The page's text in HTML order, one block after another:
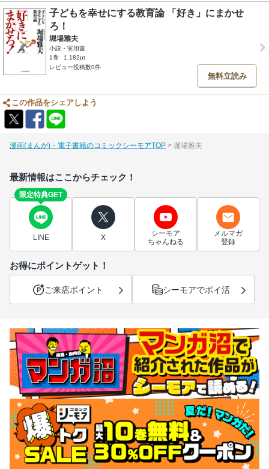
子どもを幸せにする教育論 「好き」にまかせ
ろ！
堀場雅夫
小説・実用書
1巻
1,182pt
レビュー投稿数0件
無料立読み
この作品をシェアしよう
漫画(まんが)・電子書籍のコミックシーモアTOP 堀場雅夫
最新情報はここからチェック！
限定特典GET
LINE X
シーモア
ちゃんねる
メルマガ
登録
お得にポイントゲット！
ご来店ポイント シーモアでポイ活